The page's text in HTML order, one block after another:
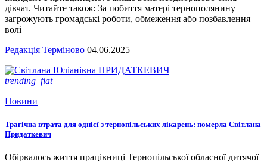
дівчат. Читайте також: За побиття матері тернополянину
загрожують громадські роботи, обмеження або позбавлення
волі
Редакція Терміново 04.06.2025
trending_flat
Новини
Трагічна втрата для однієї з тернопільських лікарень: померла Світлана
Придаткевич
Обірвалось життя працівниці Тернопільської обласної дитячої